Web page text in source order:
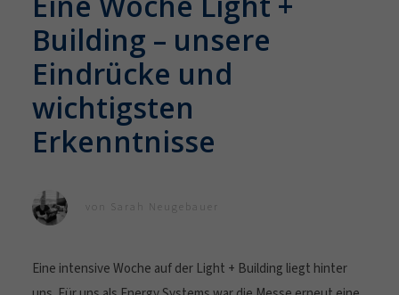
Photovoltaik
Smart Home
HOME Konfigurator
PV-Anlagen
Gebäudeautomation
Building – unsere
Eindrücke und
wichtigsten
Erkenntnisse
von Sarah Neugebauer
Eine intensive Woche auf der Light + Building liegt hinter